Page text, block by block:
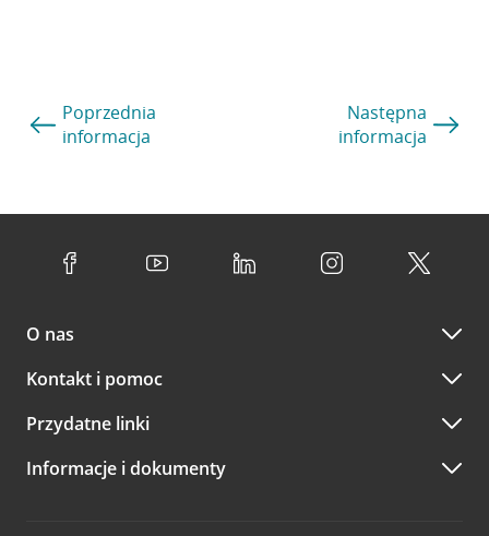
Poprzednia
informacja
Następna
informacja
O nas
Kontakt i pomoc
Przydatne linki
Informacje i dokumenty